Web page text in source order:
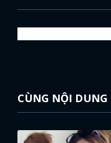
CÙNG NỘI DUNG